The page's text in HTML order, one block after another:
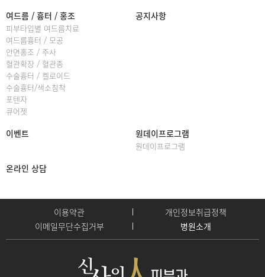
여드름 / 흉터 / 홍조
피부타입별 여드름치료
여드름흉터 / 모공
안면홍조 / 주사
혈관확장 / 혈관종
수술흉터 / 켈로이드
수술흉터/색소침착
포텐자
큐어젯
공지사항
이벤트 원데이프로그램
원데이프로그램
온라인 상담
이용약관
개인정보취급정책
이메일무단수집거부
병원소개